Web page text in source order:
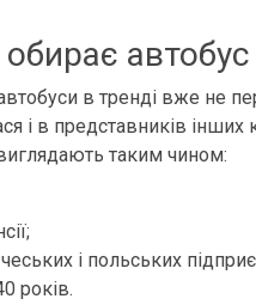
обирає
в тренді вже не
і в представників інших
таким чином:
і польських
років.